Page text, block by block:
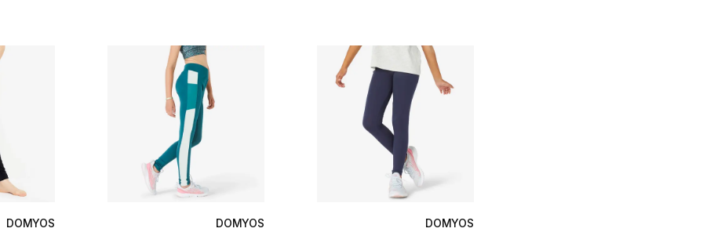
DOMYOS
DOMYOS
DOMYOS